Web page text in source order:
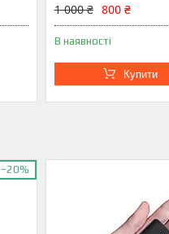
1 000 ₴ 800 ₴
В наявності
Купити
–20%